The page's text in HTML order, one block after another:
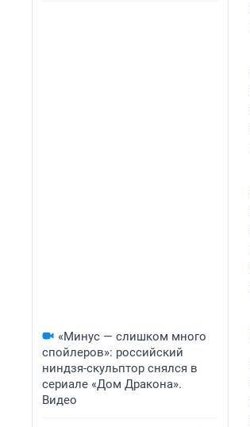
«Минус — слишком много
спойлеров»: российский
ниндзя-скульптор снялся в
сериале «Дом Дракона».
Видео